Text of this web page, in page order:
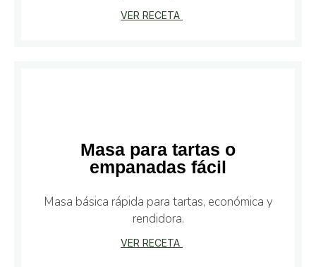
VER RECETA
Masa para tartas o
empanadas fácil
Masa básica rápida para tartas, económica y
rendidora.
VER RECETA